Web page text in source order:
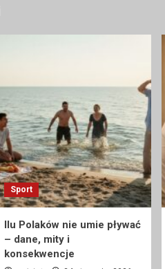
Sport
Ilu Polaków nie umie pływać
– dane, mity i
konsekwencje